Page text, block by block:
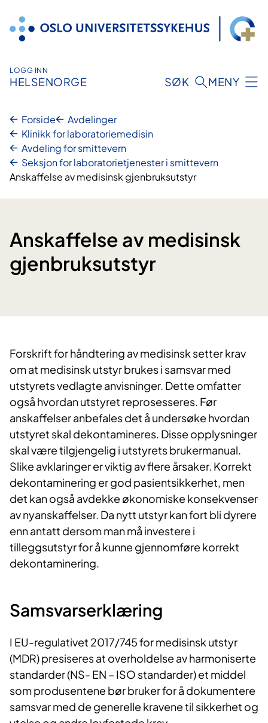
innhold
LOGG INN
HELSENORGE SØK MENY
Forside
Avdelinger
Klinikk for laboratoriemedisin
Avdeling for smittevern
Seksjon for laboratorietjenester i smittevern
Anskaffelse av medisinsk gjenbruksutstyr
Anskaffelse av medisinsk
gjenbruksutstyr
Forskrift for håndtering av medisinsk setter krav
om at medisinsk utstyr brukes i samsvar med
utstyrets vedlagte anvisninger. Dette omfatter
også hvordan utstyret reprosesseres. Før
anskaffelser anbefales det å undersøke hvordan
utstyret skal dekontamineres. Disse opplysninger
skal være tilgjengelig i utstyrets brukermanual.
Slike avklaringer er viktig av flere årsaker. Korrekt
dekontaminering er god pasientsikkerhet, men
det kan også avdekke økonomiske konsekvenser
av nyanskaffelser. Da nytt utstyr kan fort bli dyrere
enn antatt dersom man må investere i
tilleggsutstyr for å kunne gjennomføre korrekt
dekontaminering.
Samsvarserklæring
I EU-regulativet 2017/745 for medisinsk utstyr
(MDR) presiseres at overholdelse av harmoniserte
standarder (NS- EN – ISO standarder) et middel
som produsentene bør bruker for å dokumentere
samsvar med de generelle kravene til sikkerhet og